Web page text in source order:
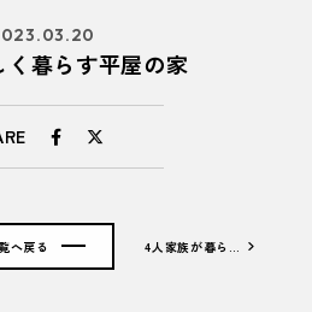
く暮らす平屋の家
4人家族が暮ら…
へ戻る